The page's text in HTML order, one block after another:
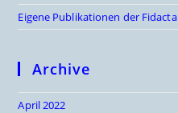
Eigene Publikationen der Fidacta
Archive
April 2022